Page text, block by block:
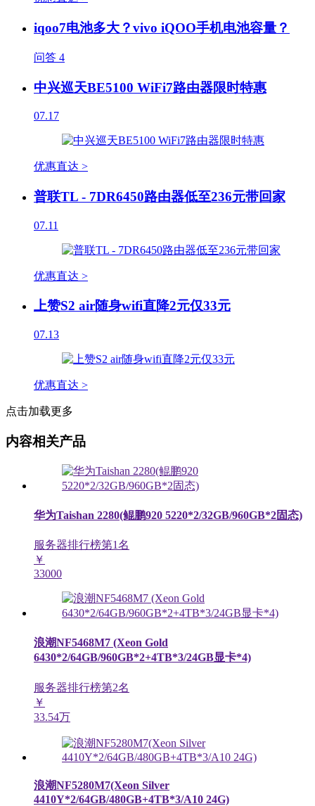
iqoo7电池多大？vivo iQOO手机电池容量？
问答 4
中兴巡天BE5100 WiFi7路由器限时特惠
07.17
优惠直达 >
普联TL - 7DR6450路由器低至236元带回家
07.11
优惠直达 >
上赞S2 air随身wifi直降2元仅33元
07.13
优惠直达 >
点击加载更多
内容相关产品
华为Taishan 2280(鲲鹏920 5220*2/32GB/960GB*2固态)
服务器排行榜第1名
￥
33000
浪潮NF5468M7 (Xeon Gold
6430*2/64GB/960GB*2+4TB*3/24GB显卡*4)
服务器排行榜第2名
￥
33.54万
浪潮NF5280M7(Xeon Silver
4410Y*2/64GB/480GB+4TB*3/A10 24G)